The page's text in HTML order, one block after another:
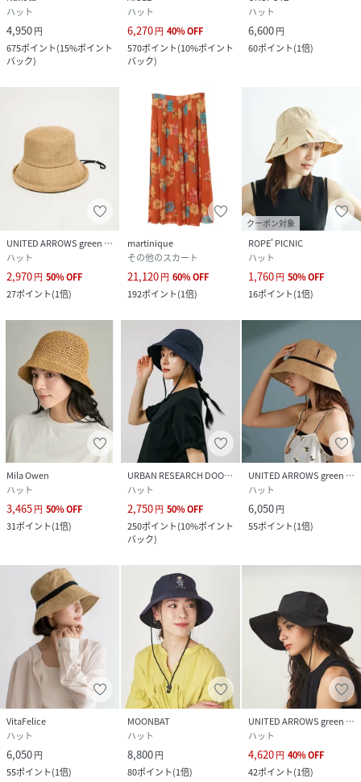
ハット
4,950円
675ポイント(15%ポイント
バック)
ハット
6,270円 40%OFF
570ポイント(10%ポイント
バック)
ハット
6,600円
60ポイント(1倍)
UNITED ARROWS green label relaxing
ハット
2,970円 50%OFF
27ポイント(1倍)
martinique
その他のスカート
21,120円 60%OFF
192ポイント(1倍)
クーポン対象
ROPE' PICNIC
ハット
1,760円 50%OFF
16ポイント(1倍)
Mila Owen
ハット
3,465円 50%OFF
31ポイント(1倍)
URBAN RESEARCH DOORS
ハット
2,750円 50%OFF
250ポイント(10%ポイント
バック)
UNITED ARROWS green label relaxing
ハット
6,050円
55ポイント(1倍)
VitaFelice
ハット
6,050円
55ポイント(1倍)
MOONBAT
ハット
8,800円
80ポイント(1倍)
UNITED ARROWS green label relaxing
ハット
4,620円 40%OFF
42ポイント(1倍)